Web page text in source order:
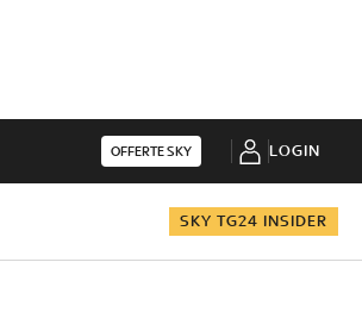
OFFERTE SKY LOGIN
SKY TG24 INSIDER